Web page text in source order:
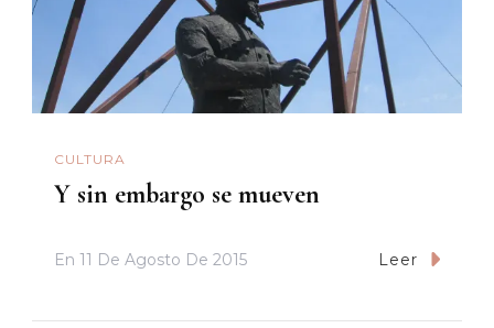
CULTURA
Y sin embargo se mueven
En 11 De Agosto De 2015 Leer